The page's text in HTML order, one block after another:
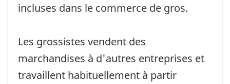
incluses dans le commerce de gros.
Les grossistes vendent des
marchandises à d'autres entreprises et
travaillent habituellement à partir